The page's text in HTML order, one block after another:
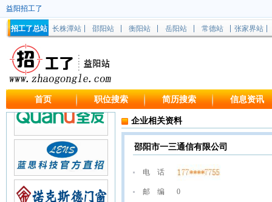
益阳招工了
招工了总站 长株潭站 邵阳站 衡阳站 岳阳站 常德站 张家界站
首页 职位搜索 简历搜索 信息资讯
企业相关资料
邵阳市一三通信有限公司
电 话
邮 编 0